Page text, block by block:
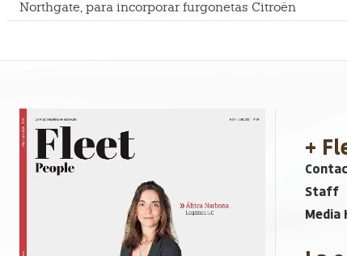
Northgate, para incorporar furgonetas Citroën
+
Staff
Media